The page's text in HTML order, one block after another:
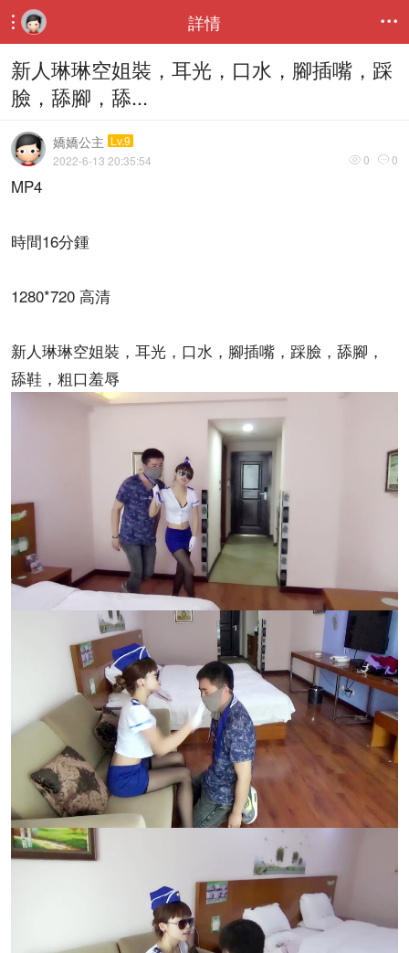
 詳情 
新人琳琳空姐裝，耳光，口水，腳插嘴，踩
臉，舔腳，舔...
嬌嬌公主 Lv.9
 0  0
2022-6-13 20:35:54
MP4
時間16分鍾
1280*720 高清
新人琳琳空姐裝，耳光，口水，腳插嘴，踩臉，舔腳，
舔鞋，粗口羞辱